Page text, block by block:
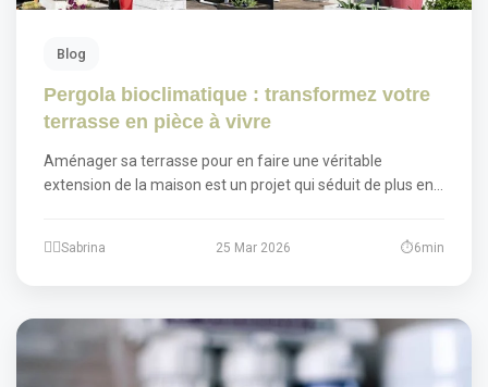
Blog
Pergola bioclimatique : transformez votre
terrasse en pièce à vivre
Aménager sa terrasse pour en faire une véritable
extension de la maison est un projet qui séduit de plus en…
Sabrina 25 Mar 2026 6min